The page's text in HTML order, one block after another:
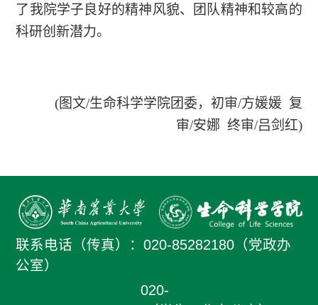
了我院学子良好的精神风貌、团队精神和较高的
科研创新潜力。
(图文/生命科学学院团委，初审/方媛媛 复
审/安娜 终审/吕剑红)
联系电话（传真）：020-85282180（党政办
公室）
020-